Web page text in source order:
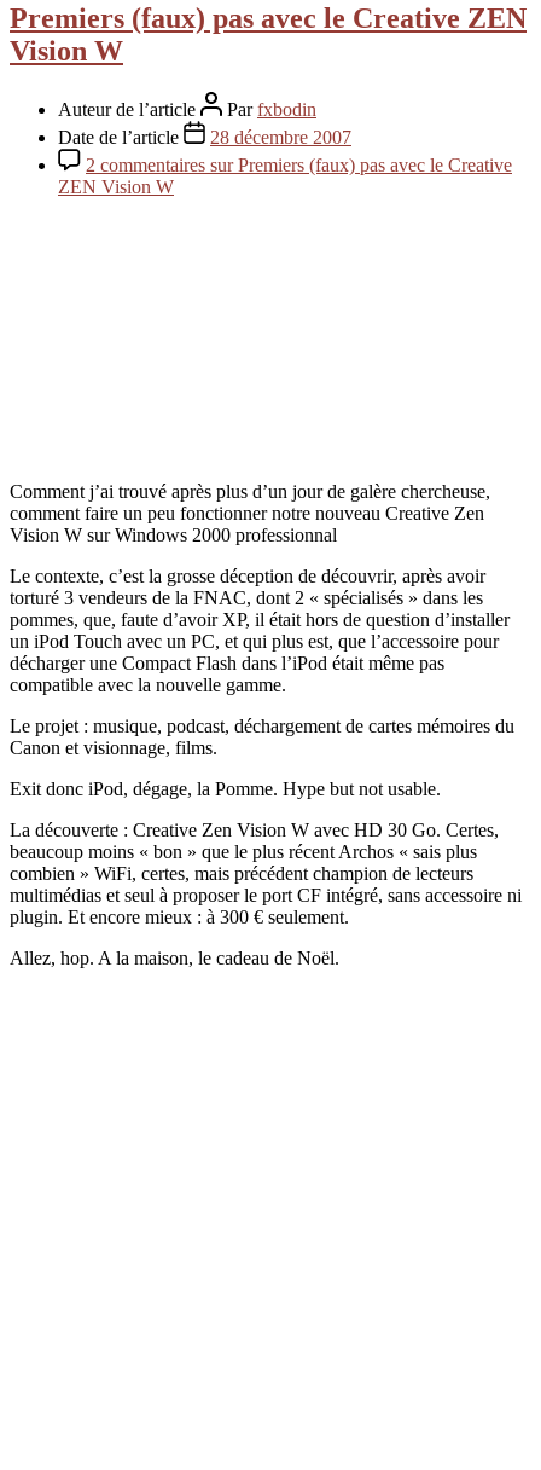
Premiers (faux) pas avec le Creative ZEN
Vision W
Auteur de l’article Parfxbodin
Date de l’article
28 décembre 2007
2 commentaires sur Premiers (faux) pas avec le Creative
ZEN Vision W
Comment j’ai trouvé après plus d’un jour de galère chercheuse,
comment faire un peu fonctionner notre nouveau Creative Zen
Vision W sur Windows 2000 professionnal
Le contexte, c’est la grosse déception de découvrir, après avoir
torturé 3 vendeurs de la FNAC, dont 2 « spécialisés » dans les
pommes, que, faute d’avoir XP, il était hors de question d’installer
un iPod Touch avec un PC, et qui plus est, que l’accessoire pour
décharger une Compact Flash dans l’iPod était même pas
compatible avec la nouvelle gamme.
Le projet : musique, podcast, déchargement de cartes mémoires du
Canon et visionnage, films.
Exit donc iPod, dégage, la Pomme. Hype but not usable.
La découverte : Creative Zen Vision W avec HD 30 Go. Certes,
beaucoup moins « bon » que le plus récent Archos « sais plus
combien » WiFi, certes, mais précédent champion de lecteurs
multimédias et seul à proposer le port CF intégré, sans accessoire ni
plugin. Et encore mieux : à 300 € seulement.
Allez, hop. A la maison, le cadeau de Noël.